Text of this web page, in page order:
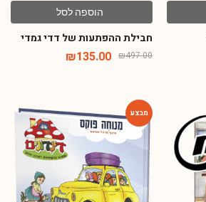
הוספה לסל
חבילת ההפתעות של דדי גמדי
₪497.00
₪135.00
-54%